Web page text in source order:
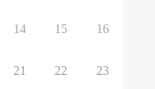
14 15 16
21 22 23